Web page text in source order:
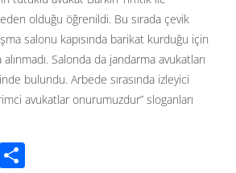
olduğu öğrenildi. Bu sırada çevik
salonu kapısında barikat kurduğu için
Salonda da jandarma avukatları
bulundu. Arbede sırasında izleyici
avukatlar onurumuzdur” sloganları
E